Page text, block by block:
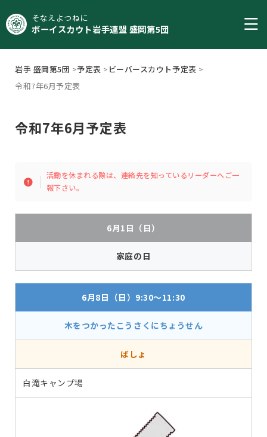
そなえよつねに
ボーイスカウト岩手連盟 盛岡第5団
岩手 盛岡第5団 >予定表 > ビーバースカウト予定表 >
令和7年6月予定表
令和7年6月予定表
活動を休まれる際は、連絡先を知っているリーダーへご一
報下さい。
6月1日（日）
家庭の日
6月8日（日）9:30～11:30
木をつかったこうさくにちょうせん
ばしょ
白滝キャンプ場